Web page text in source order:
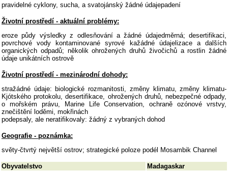
pravidelné cyklony, sucha, a svatojánský žádné údajepadení
Životní prostředí - aktuální problémy:
eroze půdy výsledky z odlesňování a žádné údajedměrná; desertifikaci,
povrchové vody kontaminované syrové kažádné údajelizace a dalších
organických odpadů; několik ohrožených druhů živočichů a rostlin žádné
údaje unikátních ostrově
Životní prostředí - mezinárodní dohody:
stražádné údaje: biologické rozmanitosti, změny klimatu, změny klimatu-
Kjótského protokolu, desertifikace, ohrožených druhů, nebezpečné odpady,
o mořském právu, Marine Life Conservation, ochraně ozónové vrstvy,
znečištění loděmi, mokřinách
podepsaly, ale neratifikovaly: žádný z vybraných dohod
Geografie - poznámka:
světy-čtvrtý největší ostrov; strategické poloze podél Mosambik Channel
Obyvatelstvo
Madagaskar